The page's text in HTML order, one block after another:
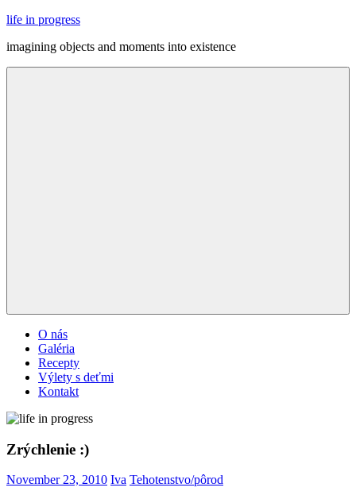
Skip
content
life in progress
imagining objects and moments into existence
O nás
Galéria
Recepty
Výlety s deťmi
Kontakt
Zrýchlenie :)
November 23, 2010 Iva Tehotenstvo/pôrod